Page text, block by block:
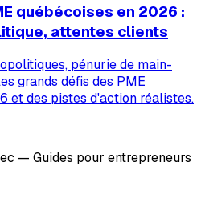
québécoises en 2026 :
attentes clients
pénurie de main-
grands défis des PME
et des pistes d'action réalistes.
— Guides pour entrepreneurs